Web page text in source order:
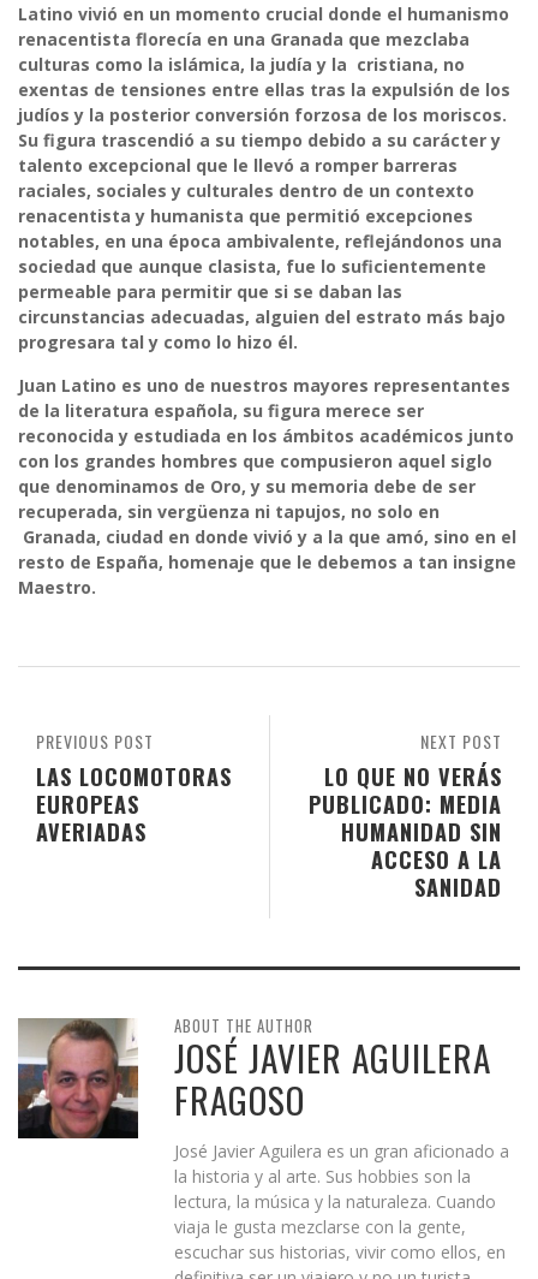
Latino vivió en un momento crucial donde el humanismo
renacentista florecía en una Granada que mezclaba
culturas como la islámica, la judía y la cristiana, no
exentas de tensiones entre ellas tras la expulsión de los
judíos y la posterior conversión forzosa de los moriscos.
Su figura trascendió a su tiempo debido a su carácter y
talento excepcional que le llevó a romper barreras
raciales, sociales y culturales dentro de un contexto
renacentista y humanista que permitió excepciones
notables, en una época ambivalente, reflejándonos una
sociedad que aunque clasista, fue lo suficientemente
permeable para permitir que si se daban las
circunstancias adecuadas, alguien del estrato más bajo
progresara tal y como lo hizo él.
Juan Latino es uno de nuestros mayores representantes
de la literatura española, su figura merece ser
reconocida y estudiada en los ámbitos académicos junto
con los grandes hombres que compusieron aquel siglo
que denominamos de Oro, y su memoria debe de ser
recuperada, sin vergüenza ni tapujos, no solo en
Granada, ciudad en donde vivió y a la que amó, sino en el
resto de España, homenaje que le debemos a tan insigne
Maestro.
NEXT POST
LO QUE NO VERÁS
PUBLICADO: MEDIA
HUMANIDAD SIN
ACCESO A LA
SANIDAD
PREVIOUS POST
LAS LOCOMOTORAS
EUROPEAS
AVERIADAS
ABOUT THE AUTHOR
JOSÉ JAVIER AGUILERA
FRAGOSO
José Javier Aguilera es un gran aficionado a
la historia y al arte. Sus hobbies son la
lectura, la música y la naturaleza. Cuando
viaja le gusta mezclarse con la gente,
escuchar sus historias, vivir como ellos, en